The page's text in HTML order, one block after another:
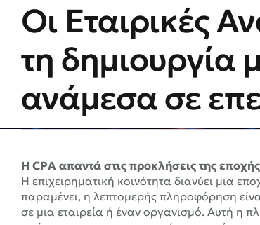
Οι Εταιρικές
τη δημιουργία
ανάμεσα σε
Η CPA απαντά στις προκλήσεις της
Η επιχειρηματική κοινότητα διανύει μια
παραμένει, η λεπτομερής πληροφόρηση
σε μια εταιρεία ή έναν οργανισμό. Αυτή η